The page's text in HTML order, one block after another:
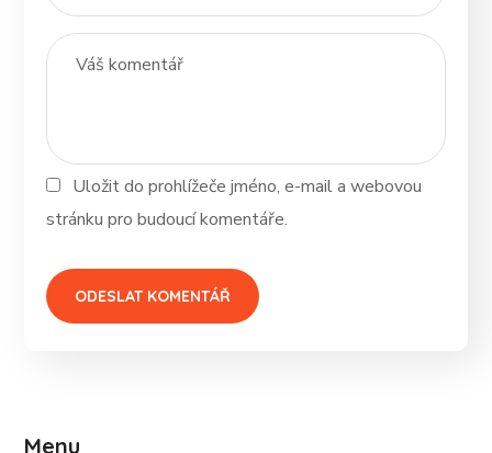
Uložit do prohlížeče jméno, e-mail a webovou
stránku pro budoucí komentáře.
Menu